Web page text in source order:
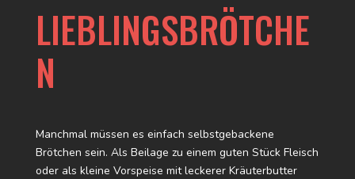
LIEBLINGSBRÖTCHE
N
Manchmal müssen es einfach selbstgebackene
Brötchen sein. Als Beilage zu einem guten Stück Fleisch
oder als kleine Vorspeise mit leckerer Kräuterbutter